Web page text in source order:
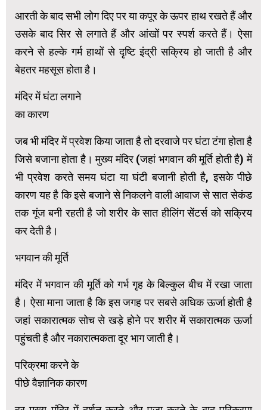
आरती के बाद सभी लोग दिए पर या कपूर के ऊपर हाथ रखते हैं और
उसके बाद सिर से लगाते हैं और आंखों पर स्पर्श करते हैं। ऐसा
करने से हल्के गर्म हाथों से दृष्टि इंद्री सक्रिय हो जाती है और
बेहतर महसूस होता है।
मंदिर में घंटा लगाने
का कारण
जब भी मंदिर में प्रवेश किया जाता है तो दरवाजे पर घंटा टंगा होता है
जिसे बजाना होता है। मुख्य मंदिर (जहां भगवान की मूर्ति होती है) में
भी प्रवेश करते समय घंटा या घंटी बजानी होती है, इसके पीछे
कारण यह है कि इसे बजाने से निकलने वाली आवाज से सात सेकंड
तक गूंज बनी रहती है जो शरीर के सात हीलिंग सेंटर्स को सक्रिय
कर देती है।
भगवान की मूर्ति
मंदिर में भगवान की मूर्ति को गर्भ गृह के बिल्कुल बीच में रखा जाता
है। ऐसा माना जाता है कि इस जगह पर सबसे अधिक ऊर्जा होती है
जहां सकारात्मक सोच से खड़े होने पर शरीर में सकारात्मक ऊर्जा
पहुंचती है और नकारात्मकता दूर भाग जाती है।
परिक्रमा करने के
पीछे वैज्ञानिक कारण